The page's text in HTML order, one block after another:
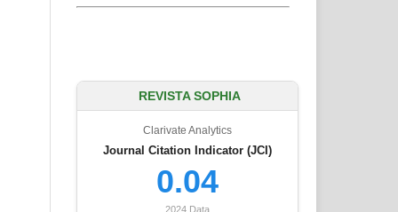
REVISTA SOPHIA
Clarivate Analytics
Journal Citation Indicator (JCI)
0.04
2024 Data